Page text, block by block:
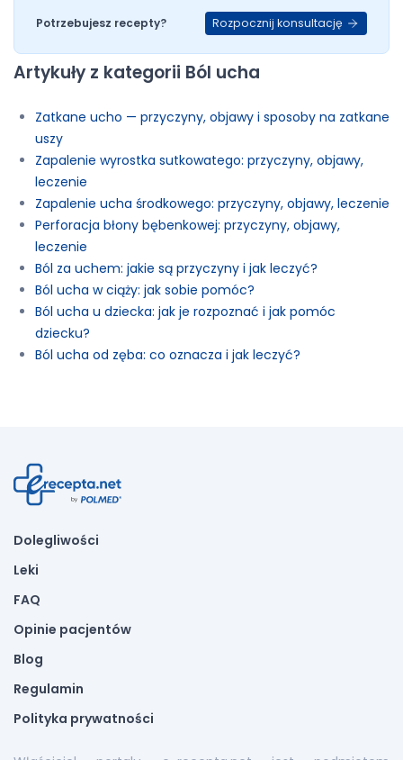
Potrzebujesz recepty? Rozpocznij konsultację
Artykuły z kategorii Ból ucha
Zatkane ucho — przyczyny, objawy i sposoby na zatkane
uszy
Zapalenie wyrostka sutkowatego: przyczyny, objawy,
leczenie
Zapalenie ucha środkowego: przyczyny, objawy, leczenie
Perforacja błony bębenkowej: przyczyny, objawy,
leczenie
Ból za uchem: jakie są przyczyny i jak leczyć?
Ból ucha w ciąży: jak sobie pomóc?
Ból ucha u dziecka: jak je rozpoznać i jak pomóc
dziecku?
Ból ucha od zęba: co oznacza i jak leczyć?
Dolegliwości
Leki
FAQ
Opinie pacjentów
Blog
Regulamin
Polityka prywatności